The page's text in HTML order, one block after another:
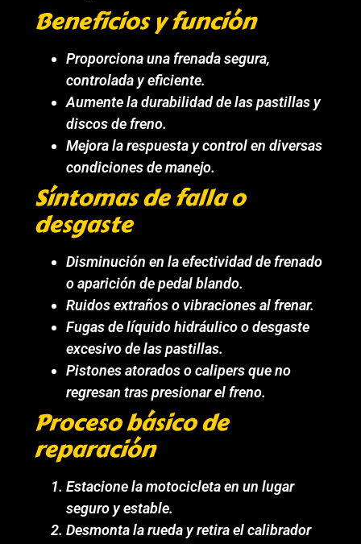
Beneficios y función
Proporciona una frenada segura,
controlada y eficiente.
Aumente la durabilidad de las pastillas y
discos de freno.
Mejora la respuesta y control en diversas
condiciones de manejo.
Síntomas de falla o
desgaste
Disminución en la efectividad de frenado
o aparición de pedal blando.
Ruidos extraños o vibraciones al frenar.
Fugas de líquido hidráulico o desgaste
excesivo de las pastillas.
Pistones atorados o calipers que no
regresan tras presionar el freno.
Proceso básico de
reparación
Estacione la motocicleta en un lugar
seguro y estable.
Desmonta la rueda y retira el calibrador